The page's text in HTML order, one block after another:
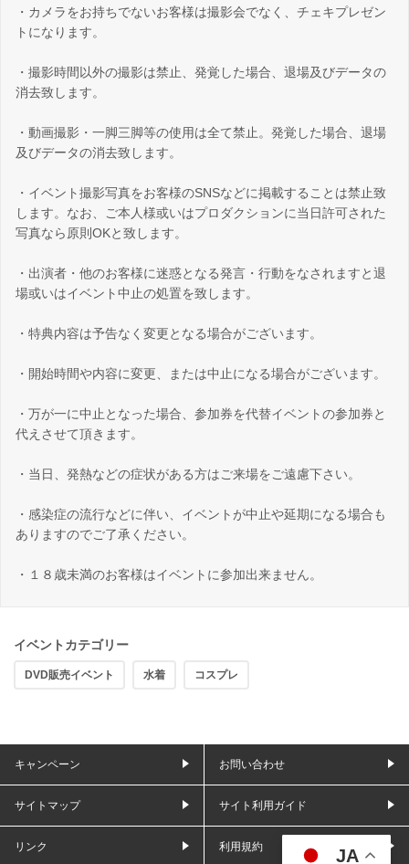
・カメラをお持ちでないお客様は撮影会でなく、チェキプレゼン
トになります。
・撮影時間以外の撮影は禁止、発覚した場合、退場及びデータの
消去致します。
・動画撮影・一脚三脚等の使用は全て禁止。発覚した場合、退場
及びデータの消去致します。
・イベント撮影写真をお客様のSNSなどに掲載することは禁止致
します。なお、ご本人様或いはプロダクションに当日許可された
写真なら原則OKと致します。
・出演者・他のお客様に迷惑となる発言・行動をなされますと退
場或いはイベント中止の処置を致します。
・特典内容は予告なく変更となる場合がございます。
・開始時間や内容に変更、または中止になる場合がございます。
・万が一に中止となった場合、参加券を代替イベントの参加券と
代えさせて頂きます。
・当日、発熱などの症状がある方はご来場をご遠慮下さい。
・感染症の流行などに伴い、イベントが中止や延期になる場合も
ありますのでご了承ください。
・１８歳未満のお客様はイベントに参加出来ません。
イベントカテゴリー
DVD販売イベント 水着 コスプレ
JA
キャンペーン お問い合わせ
サイトマップ サイト利用ガイド
リンク 利用規約